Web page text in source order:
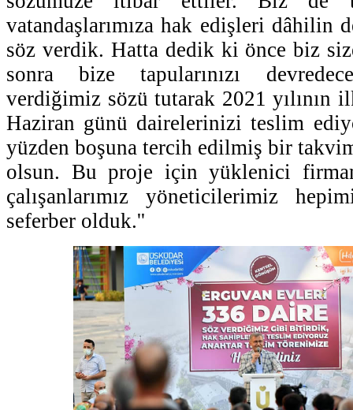
vatandaşlarımıza hak edişleri dâhilin
söz verdik. Hatta dedik ki önce biz
sonra bize tapularınızı
verdiğimiz sözü tutarak 2021 yılının
Haziran günü dairelerinizi teslim
yüzden boşuna tercih edilmiş bir
olsun. Bu proje için yüklenici
çalışanlarımız yöneticilerimiz
seferber olduk.''